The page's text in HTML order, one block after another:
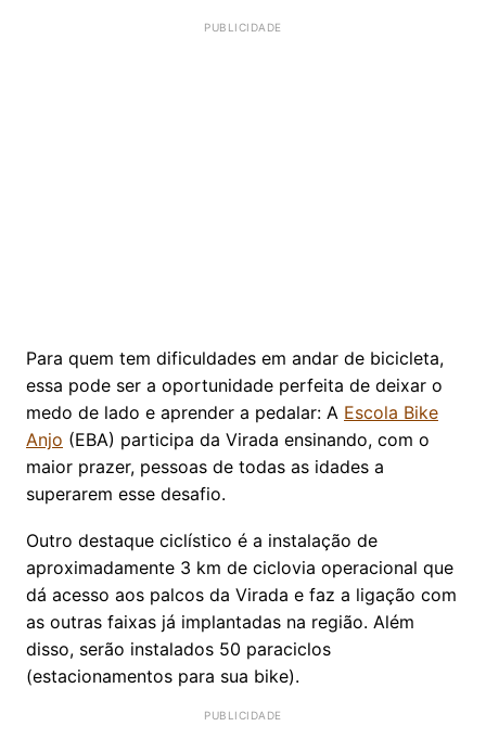
Para quem tem dificuldades em andar de bicicleta,
essa pode ser a oportunidade perfeita de deixar o
medo de lado e aprender a pedalar: A Escola Bike
Anjo (EBA) participa da Virada ensinando, com o
maior prazer, pessoas de todas as idades a
superarem esse desafio.
Outro destaque ciclístico é a instalação de
aproximadamente 3 km de ciclovia operacional que
dá acesso aos palcos da Virada e faz a ligação com
as outras faixas já implantadas na região. Além
disso, serão instalados 50 paraciclos
(estacionamentos para sua bike).